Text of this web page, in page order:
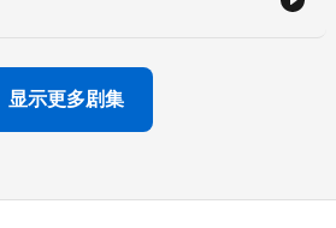
显示更多剧集